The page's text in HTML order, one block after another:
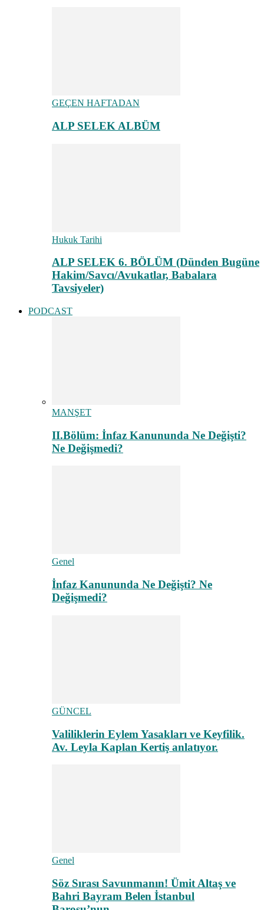
GEÇEN HAFTADAN
ALP SELEK ALBÜM
Hukuk Tarihi
ALP SELEK 6. BÖLÜM (Dünden Bugüne
Hakim/Savcı/Avukatlar, Babalara
Tavsiyeler)
PODCAST
MANŞET
II.Bölüm: İnfaz Kanununda Ne Değişti?
Ne Değişmedi?
Genel
İnfaz Kanununda Ne Değişti? Ne
Değişmedi?
GÜNCEL
Valiliklerin Eylem Yasakları ve Keyfilik.
Av. Leyla Kaplan Kertiş anlatıyor.
Genel
Söz Sırası Savunmanın! Ümit Altaş ve
Bahri Bayram Belen İstanbul